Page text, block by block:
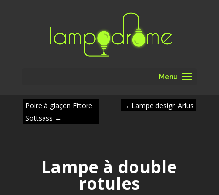
Menu
Poire à glaçon Ettore
Sottsass ←
→ Lampe design Arlus
Lampe à double
rotules